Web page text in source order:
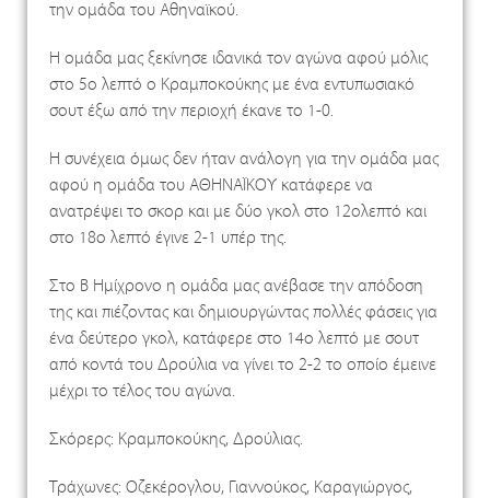
την ομάδα του Αθηναϊκού.
Η ομάδα μας ξεκίνησε ιδανικά τον αγώνα αφού μόλις
στο 5ο λεπτό ο Κραμποκούκης με ένα εντυπωσιακό
σουτ έξω από την περιοχή έκανε το 1-0.
Η συνέχεια όμως δεν ήταν ανάλογη για την ομάδα μας
αφού η ομάδα του ΑΘΗΝΑΪΚΟΥ κατάφερε να
ανατρέψει το σκορ και με δύο γκολ στο 12ολεπτό και
στο 18ο λεπτό έγινε 2-1 υπέρ της.
Στο Β Ημίχρονο η ομάδα μας ανέβασε την απόδοση
της και πιέζοντας και δημιουργώντας πολλές φάσεις για
ένα δεύτερο γκολ, κατάφερε στο 14ο λεπτό με σουτ
από κοντά του Δρούλια να γίνει το 2-2 το οποίο έμεινε
μέχρι το τέλος του αγώνα.
Σκόρερς: Κραμποκούκης, Δρούλιας.
Τράχωνες: Οζεκέρογλου, Γιαννούκος, Καραγιώργος,